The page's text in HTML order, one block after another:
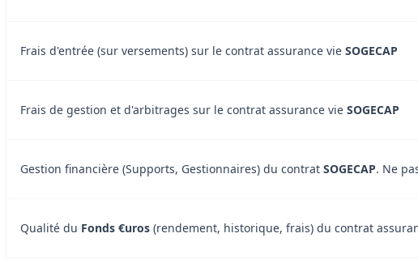
Frais d'entrée (sur versements) sur le contrat assurance vie SOGECAP
Frais de gestion et d'arbitrages sur le contrat assurance vie SOGECAP
Gestion financière (Supports, Gestionnaires) du contrat SOGECAP. Ne
Qualité du Fonds €uros (rendement, historique, frais) du contrat